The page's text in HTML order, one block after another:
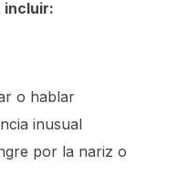
incluir:
o hablar
inusual
por la nariz o